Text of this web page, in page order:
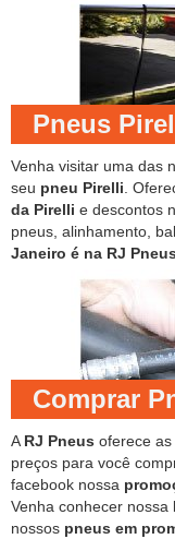
Pneus
Venha visitar uma das
seu pneu Pirelli .
da Pirelli e descontos
pneus, alinhamento,
Janeiro é na RJ Pneus
Comprar
A RJ Pneus oferece
preços para você
facebook nossa
Venha conhecer
nossos pneus em